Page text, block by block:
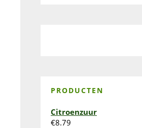
PRODUCTEN
Citroenzuur
€8.79